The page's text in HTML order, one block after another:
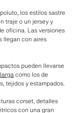
los estilos sastre
traje o un jersey y
oficina. Las versiones
llegan con aires
pueden llevarse
como los de
tejidos y estampados.
corset, detalles
con una gran